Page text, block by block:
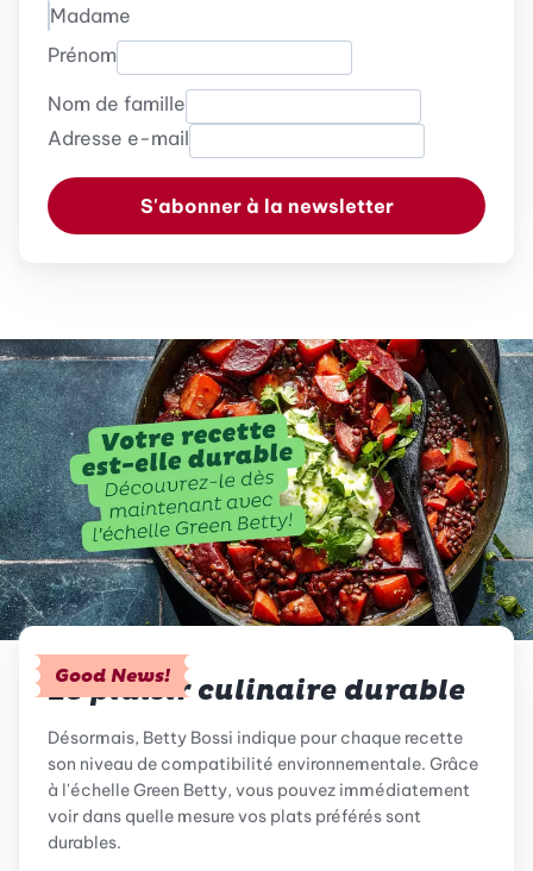
Madame
Prénom
Nom de famille
Adresse e-mail
S'abonner à la newsletter
Good News!
Le plaisir culinaire durable
Désormais, Betty Bossi indique pour chaque recette
son niveau de compatibilité environnementale. Grâce
à l'échelle Green Betty, vous pouvez immédiatement
voir dans quelle mesure vos plats préférés sont
durables.